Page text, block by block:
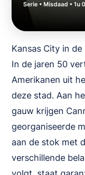
Serie • Misdaad • 1u
Kansas City in
In de jaren 50
Amerikanen uit
deze stad. Aan
gauw krijgen
georganiseerde
aan de stok met
verschillende